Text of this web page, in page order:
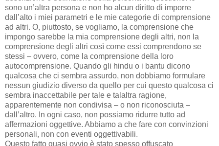
sono un’altra persona e non ho alcun diritto di imporre
dall’alto i miei parametri e le mie categorie di comprensione
ad altri. O, piuttosto, se vogliamo, la comprensione che
impongo sarebbe la mia comprensione degli altri, non la
comprensione degli altri così come essi comprendono se
stessi – ovvero, come la comprensione della loro
autocomprensione. Quando gli hindu o i bantu dicono
qualcosa che ci sembra assurdo, non dobbiamo formulare
nessun giudizio diverso da quello per cui questo qualcosa ci
sembra inaccettabile per tale e talaltra ragione,
apparentemente non condivisa – o non riconosciuta –
dall’altro. In ogni caso, non possiamo ridurre tutto ad
affermazioni oggettive. Abbiamo a che fare con convinzioni
personali, non con eventi oggettivabili.
Questo fatto quasi ovvio è stato spesso offuscato